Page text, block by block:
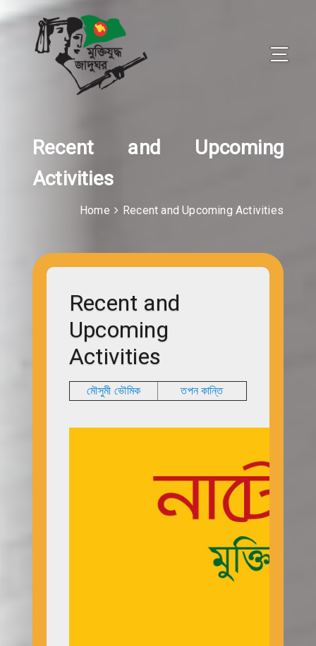
Recent and Upcoming
Activities
Home Recent and Upcoming Activities
Recent and
Upcoming
Activities
মৌসুমী ভৌমিক তপন কান্তি